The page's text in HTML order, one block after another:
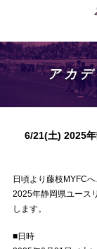
アカ
6/21(土) 2025
日頃より藤枝MYFC
2025年静岡県ユース
します。
■日時